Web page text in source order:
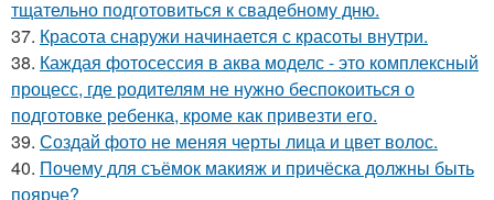
тщательно подготовиться к свадебному дню.
37. Красота снаружи начинается с красоты внутри.
38. Каждая фотосессия в аква моделс - это комплексный
процесс, где родителям не нужно беспокоиться о
подготовке ребенка, кроме как привезти его.
39. Создай фото не меняя черты лица и цвет волос.
40. Почему для съёмок макияж и причёска должны быть
поярче?